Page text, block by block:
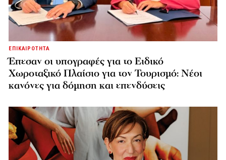
ΕΠΙΚΑΙΡΟΤΗΤΑ
Έπεσαν οι υπογραφές για το Ειδικό
Χωροταξικό Πλαίσιο για τον Τουρισμό: Νέοι
κανόνες για δόμηση και επενδύσεις